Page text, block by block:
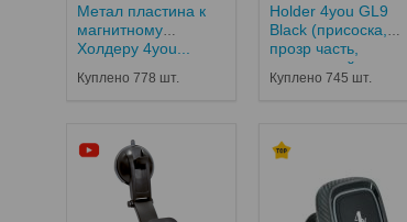
Метал пластина к
магнитному
Холдеру 4you...
Куплено 778 шт.
Holder 4you GL9
Black (присоска,
прозр часть,
компактный,
мощный магнит
Куплено 745 шт.